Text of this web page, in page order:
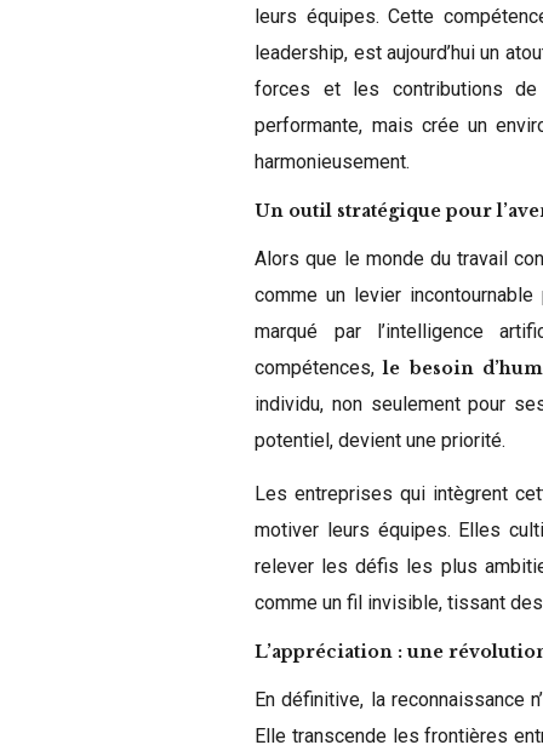
leurs équipes. Cette
leadership, est aujourd’hui un
forces et les contributions de
performante, mais crée un
harmonieusement.
Un outil stratégique pour
Alors que le monde du travail
comme un levier
marqué par l’intelligence
compétences, le besoin
individu, non seulement pour
potentiel, devient une priorité.
Les entreprises qui intègrent
motiver leurs équipes. Elles
relever les défis les plus
comme un fil invisible, tissant
L’appréciation : une
En définitive, la reconnaissance
Elle transcende les frontières